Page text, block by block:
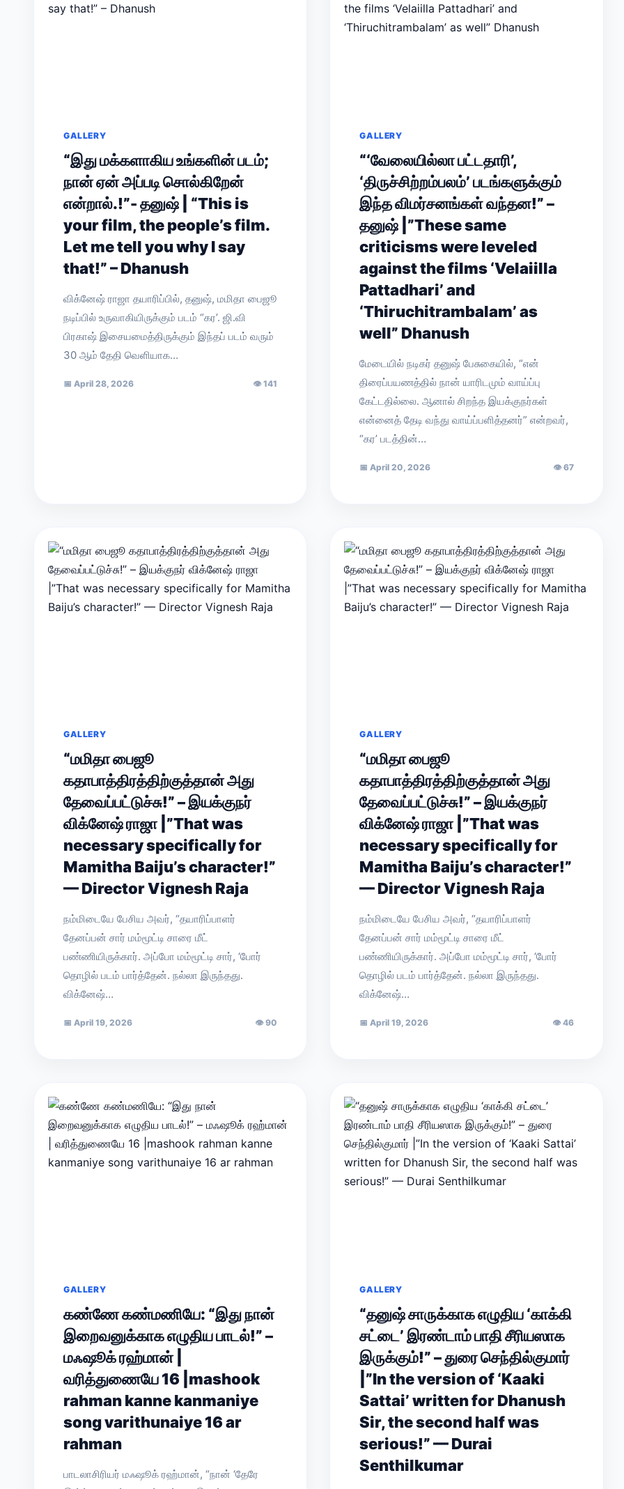
GALLERY
“இது மக்களாகிய உங்களின் படம்;
நான் ஏன் அப்படி சொல்கிறேன்
என்றால்.!”- தனுஷ் | “This is
your film, the people’s film.
Let me tell you why I say
that!” – Dhanush
விக்னேஷ் ராஜா தயாரிப்பில், தனுஷ், மமிதா பைஜூ
நடிப்பில் உருவாகியிருக்கும் படம் “கர’. ஜி.வி
பிரகாஷ் இசையமைத்திருக்கும் இந்தப் படம் வரும்
30 ஆம் தேதி வெளியாக…
📅 April 28, 2026 👁141
GALLERY
“‘வேலையில்லா பட்டதாரி’,
‘திருச்சிற்றம்பலம்’ படங்களுக்கும்
இந்த விமர்சனங்கள் வந்தன!” –
தனுஷ் |”These same
criticisms were leveled
against the films ‘Velaiilla
Pattadhari’ and
‘Thiruchitrambalam’ as
well” Dhanush
மேடையில் நடிகர் தனுஷ் பேசுகையில், “என்
திரைப்பயணத்தில் நான் யாரிடமும் வாய்ப்பு
கேட்டதில்லை. ஆனால் சிறந்த இயக்குநர்கள்
என்னைத் தேடி வந்து வாய்ப்பளித்தனர்” என்றவர்,
“கர’ படத்தின்…
📅 April 20, 2026 👁67
GALLERY
“மமிதா பைஜூ
கதாபாத்திரத்திற்குத்தான் அது
தேவைப்பட்டுச்சு!” – இயக்குநர்
விக்னேஷ் ராஜா |”That was
necessary specifically for
Mamitha Baiju’s character!”
— Director Vignesh Raja
நம்மிடையே பேசிய அவர், “தயாரிப்பாளர்
தேனப்பன் சார் மம்மூட்டி சாரை மீட்
பண்ணியிருக்கார். அப்போ மம்மூட்டி சார், ‘போர்
தொழில் படம் பார்த்தேன். நல்லா இருந்தது.
விக்னேஷ்…
📅 April 19, 2026 👁90
GALLERY
“மமிதா பைஜூ
கதாபாத்திரத்திற்குத்தான் அது
தேவைப்பட்டுச்சு!” – இயக்குநர்
விக்னேஷ் ராஜா |”That was
necessary specifically for
Mamitha Baiju’s character!”
— Director Vignesh Raja
நம்மிடையே பேசிய அவர், “தயாரிப்பாளர்
தேனப்பன் சார் மம்மூட்டி சாரை மீட்
பண்ணியிருக்கார். அப்போ மம்மூட்டி சார், ‘போர்
தொழில் படம் பார்த்தேன். நல்லா இருந்தது.
விக்னேஷ்…
📅 April 19, 2026 👁46
GALLERY
கண்ணே கண்மணியே: “இது நான்
இறைவனுக்காக எழுதிய பாடல்!” –
மஃஷூக் ரஹ்மான் |
வரித்துணையே 16 |mashook
rahman kanne kanmaniye
song varithunaiye 16 ar
rahman
பாடலாசிரியர் மஃஷூக் ரஹ்மான், “நான் ‘தேரே
GALLERY
“தனுஷ் சாருக்காக எழுதிய ‘காக்கி
சட்டை’ இரண்டாம் பாதி சீரியஸாக
இருக்கும்!” – துரை செந்தில்குமார்
|”In the version of ‘Kaaki
Sattai’ written for Dhanush
Sir, the second half was
serious!” — Durai
Senthilkumar